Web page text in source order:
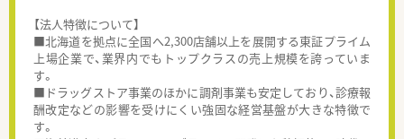
【法人特徴について】
■北海道を拠点に全国へ2,300店舗以上を展開する東証プライム
上場企業で、業界内でもトップクラスの売上規模を誇っていま
す。
■ドラッグストア事業のほかに調剤事業も安定しており、診療報
酬改定などの影響を受けにくい強固な経営基盤が大きな特徴で
す。